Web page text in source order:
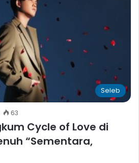
Seleb
63
Cycle of Love di
“Sementara,